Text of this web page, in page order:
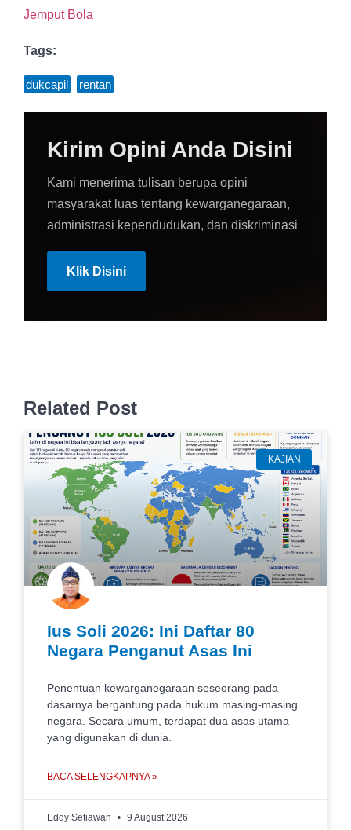
Jemput Bola
Tags:
dukcapil rentan
Kirim Opini Anda Disini
Kami menerima tulisan berupa opini
masyarakat luas tentang kewarganegaraan,
administrasi kependudukan, dan diskriminasi
Klik Disini
Related Post
KAJIAN
Ius Soli 2026: Ini Daftar 80
Negara Penganut Asas Ini
Penentuan kewarganegaraan seseorang pada
dasarnya bergantung pada hukum masing-masing
negara. Secara umum, terdapat dua asas utama
yang digunakan di dunia.
BACA SELENGKAPNYA »
Eddy Setiawan 9 August 2026